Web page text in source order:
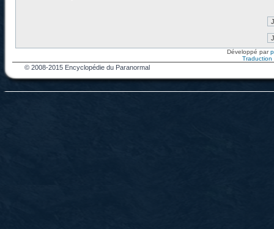
Développé par
Traduction
© 2008-2015 Encyclopédie du Paranormal